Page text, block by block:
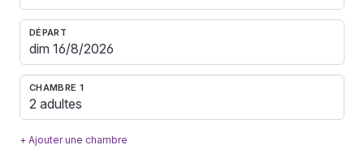
DÉPART
CHAMBRE 1
2 adultes
+ Ajouter une chambre